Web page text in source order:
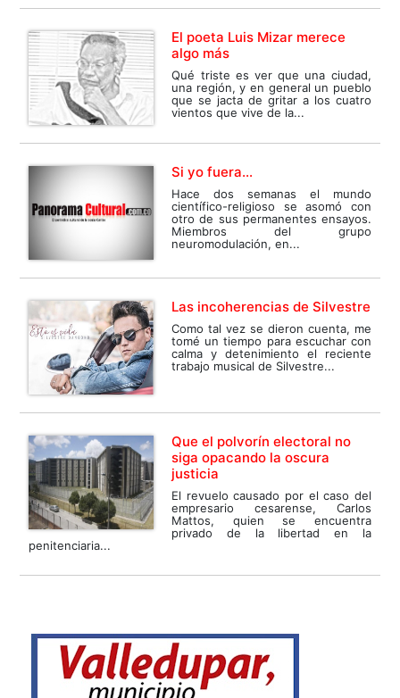
El poeta Luis Mizar merece
algo más
Qué triste es ver que una ciudad,
una región, y en general un pueblo
que se jacta de gritar a los cuatro
vientos que vive de la...
Si yo fuera…
Hace dos semanas el mundo
científico-religioso se asomó con
otro de sus permanentes ensayos.
Miembros del grupo
neuromodulación, en...
Las incoherencias de Silvestre
Como tal vez se dieron cuenta, me
tomé un tiempo para escuchar con
calma y detenimiento el reciente
trabajo musical de Silvestre...
Que el polvorín electoral no
siga opacando la oscura
justicia
El revuelo causado por el caso del
empresario cesarense, Carlos
Mattos, quien se encuentra
privado de la libertad en la
penitenciaria...